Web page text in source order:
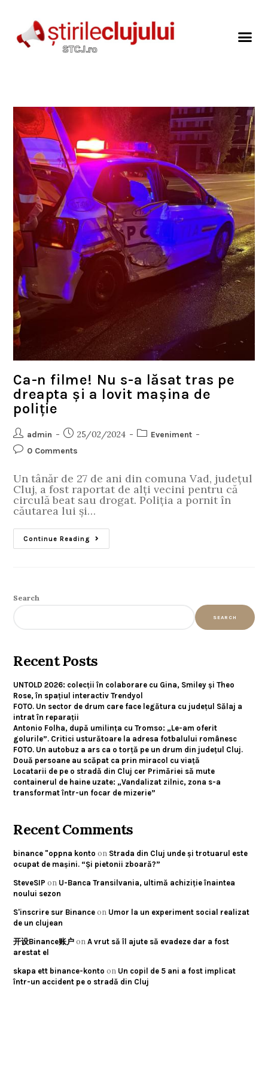
Ca-n filme! Nu s-a lăsat tras pe
dreapta și a lovit mașina de
poliție
admin 25/02/2024
Eveniment
0 Comments
Un tânăr de 27 de ani din comuna Vad, județul
Cluj, a fost raportat de alți vecini pentru că
circulă beat sau drogat. Poliția a pornit în
căutarea lui și…
Continue Reading
Search
SEARCH
Recent Posts
UNTOLD 2026: colecții în colaborare cu Gina, Smiley și Theo
Rose, în spațiul interactiv Trendyol
FOTO. Un sector de drum care face legătura cu județul Sălaj a
intrat în reparații
Antonio Folha, după umilința cu Tromso: „Le-am oferit
golurile”. Critici usturătoare la adresa fotbalului românesc
FOTO. Un autobuz a ars ca o torță pe un drum din județul Cluj.
Două persoane au scăpat ca prin miracol cu viață
Locatarii de pe o stradă din Cluj cer Primăriei să mute
containerul de haine uzate: „Vandalizat zilnic, zona s-a
transformat într-un focar de mizerie”
Recent Comments
binance "oppna konto on Strada din Cluj unde și trotuarul este
ocupat de mașini. “Și pietonii zboară?”
SteveSIP on U-Banca Transilvania, ultimă achiziție înaintea
noului sezon
S'inscrire sur Binance on Umor la un experiment social realizat
de un clujean
开设Binance账户 onA vrut să îl ajute să evadeze dar a fost
arestat el
skapa ett binance-konto on Un copil de 5 ani a fost implicat
într-un accident pe o stradă din Cluj